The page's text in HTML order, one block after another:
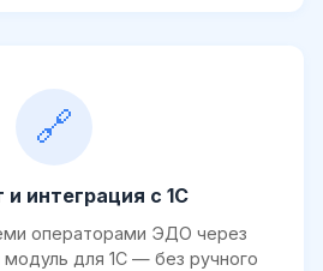
🔗
и интеграция с 1С
операторами ЭДО через
модуль для 1С — без ручного